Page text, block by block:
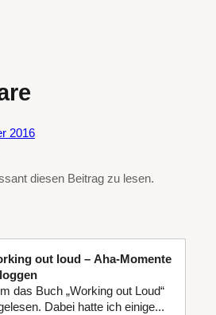
2016
diesen Beitrag zu lesen.
out loud – Aha-Momente
das Buch „Working out Loud“
Dabei hatte ich einige...